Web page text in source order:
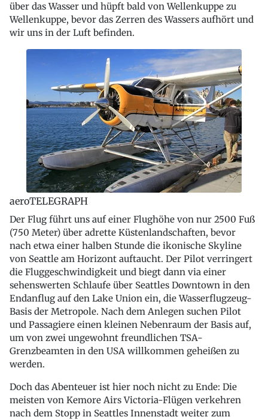
über das Wasser und hüpft bald von Wellenkuppe zu
Wellenkuppe, bevor das Zerren des Wassers aufhört und
wir uns in der Luft befinden.
aeroTELEGRAPH
Der Flug führt uns auf einer Flughöhe von nur 2500 Fuß
(750 Meter) über adrette Küstenlandschaften, bevor
nach etwa einer halben Stunde die ikonische Skyline
von Seattle am Horizont auftaucht. Der Pilot verringert
die Fluggeschwindigkeit und biegt dann via einer
sehenswerten Schlaufe über Seattles Downtown in den
Endanflug auf den Lake Union ein, die Wasserflugzeug-
Basis der Metropole. Nach dem Anlegen suchen Pilot
und Passagiere einen kleinen Nebenraum der Basis auf,
um von zwei ungewohnt freundlichen TSA-
Grenzbeamten in den USA willkommen geheißen zu
werden.
Doch das Abenteuer ist hier noch nicht zu Ende: Die
meisten von Kemore Airs Victoria-Flügen verkehren
nach dem Stopp in Seattles Innenstadt weiter zum